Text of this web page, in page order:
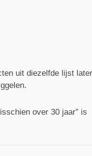
uit diezelfde lijst later
over 30 jaar” is